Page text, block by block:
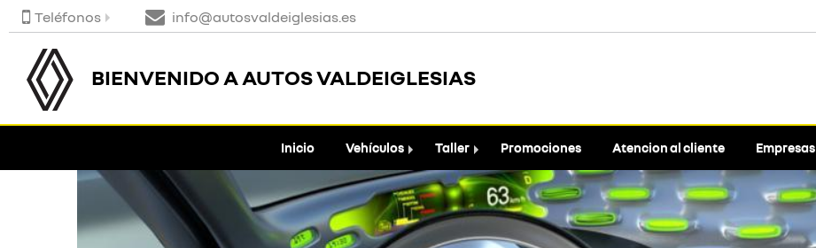
Teléfonos info@autosvaldeiglesias.es
BIENVENIDO A AUTOS VALDEIGLESIAS
Inicio Vehículos Taller Promociones Atencion al cliente Empresas